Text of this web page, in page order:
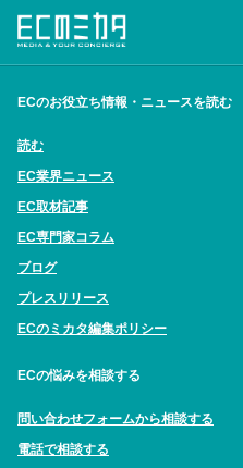
ECのお役立ち情報・ニュースを読む
読む
EC業界ニュース
EC取材記事
EC専門家コラム
ブログ
プレスリリース
ECのミカタ編集ポリシー
ECの悩みを相談する
問い合わせフォームから相談する
電話で相談する